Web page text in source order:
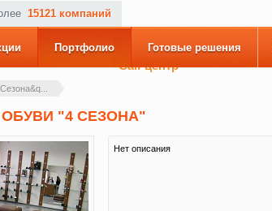
Call-центр
15121 компаний
Портфолио Готовые решения
"4 СЕЗОНА"
Нет описания